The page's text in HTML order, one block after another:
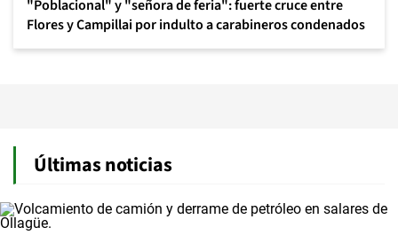
"Poblacional" y "señora de feria": fuerte cruce entre
Flores y Campillai por indulto a carabineros condenados
Últimas noticias